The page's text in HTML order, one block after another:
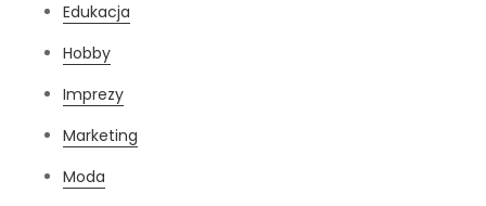
Edukacja
Hobby
Imprezy
Marketing
Moda